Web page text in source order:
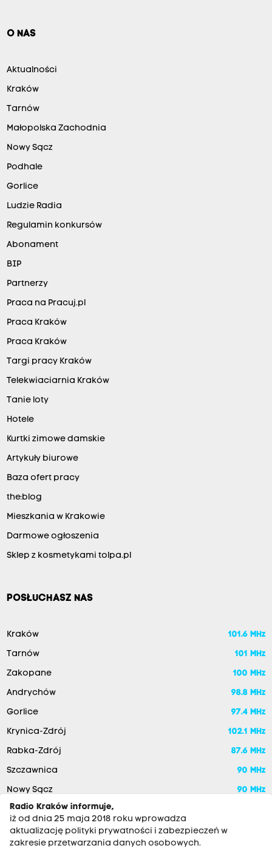
O NAS
Aktualności
Kraków
Tarnów
Małopolska Zachodnia
Nowy Sącz
Podhale
Gorlice
Ludzie Radia
Regulamin konkursów
Abonament
BIP
Partnerzy
Praca na Pracuj.pl
Praca Kraków
Praca Kraków
Targi pracy Kraków
Telekwiaciarnia Kraków
Tanie loty
Hotele
Kurtki zimowe damskie
Artykuły biurowe
Baza ofert pracy
the:blog
Mieszkania w Krakowie
Darmowe ogłoszenia
Sklep z kosmetykami tolpa.pl
POSŁUCHASZ NAS
Kraków 101.6 MHz
Tarnów 101 MHz
Zakopane 100 MHz
Andrychów 98.8 MHz
Gorlice 97.4 MHz
Krynica-Zdrój 102.1 MHz
Rabka-Zdrój 87.6 MHz
Szczawnica 90 MHz
Nowy Sącz
90 MHz
Radio Kraków informuje,
iż od dnia 25 maja 2018 roku wprowadza
aktualizację polityki prywatności i zabezpieczeń w
zakresie przetwarzania danych osobowych.